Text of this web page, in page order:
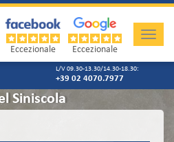
Toggle
Eccezionale Eccezionale
L/V 09.30-13.30/14.30-18.30:
+39 02 4070.7977
Siniscola